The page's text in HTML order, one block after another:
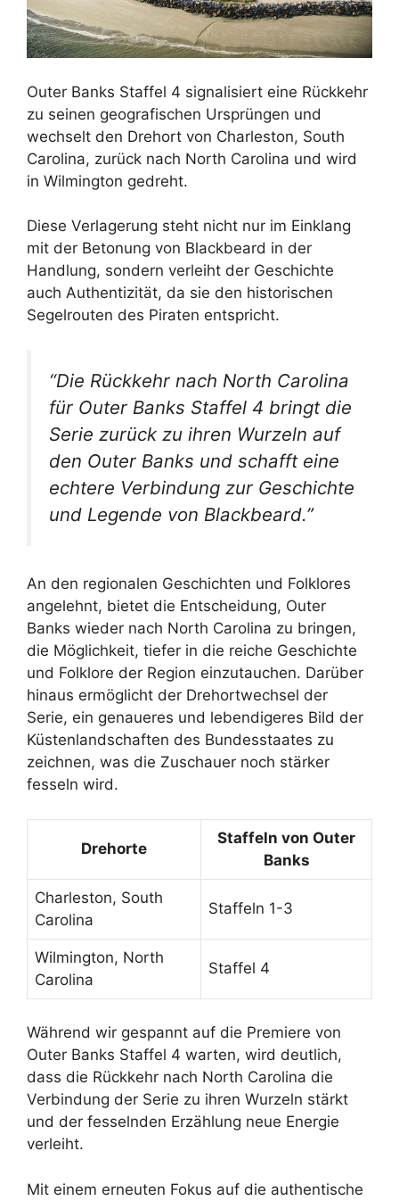
Outer Banks Staffel 4 signalisiert eine Rückkehr
zu seinen geografischen Ursprüngen und
wechselt den Drehort von Charleston, South
Carolina, zurück nach North Carolina und wird
in Wilmington gedreht.
Diese Verlagerung steht nicht nur im Einklang
mit der Betonung von Blackbeard in der
Handlung, sondern verleiht der Geschichte
auch Authentizität, da sie den historischen
Segelrouten des Piraten entspricht.
“Die Rückkehr nach North Carolina
für Outer Banks Staffel 4 bringt die
Serie zurück zu ihren Wurzeln auf
den Outer Banks und schafft eine
echtere Verbindung zur Geschichte
und Legende von Blackbeard.”
An den regionalen Geschichten und Folklores
angelehnt, bietet die Entscheidung, Outer
Banks wieder nach North Carolina zu bringen,
die Möglichkeit, tiefer in die reiche Geschichte
und Folklore der Region einzutauchen. Darüber
hinaus ermöglicht der Drehortwechsel der
Serie, ein genaueres und lebendigeres Bild der
Küstenlandschaften des Bundesstaates zu
zeichnen, was die Zuschauer noch stärker
fesseln wird.
Drehorte
Staffeln von Outer
Banks
Charleston, South
Carolina
Staffeln 1-3
Wilmington, North
Carolina
Staffel 4
Während wir gespannt auf die Premiere von
Outer Banks Staffel 4 warten, wird deutlich,
dass die Rückkehr nach North Carolina die
Verbindung der Serie zu ihren Wurzeln stärkt
und der fesselnden Erzählung neue Energie
verleiht.
Mit einem erneuten Fokus auf die authentische